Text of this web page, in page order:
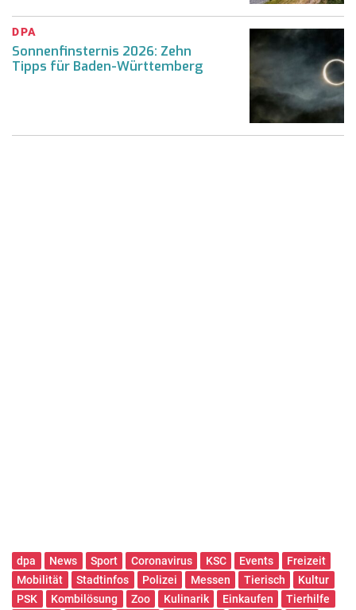
DPA
Sonnenfinsternis 2026: Zehn
Tipps für Baden-Württemberg
dpa News Sport Coronavirus KSC Events
Freizeit
Mobilität
Stadtinfos Polizei Messen Tierisch
Kultur
PSK
Kombilösung Zoo Kulinarik Einkaufen
Tierhilfe